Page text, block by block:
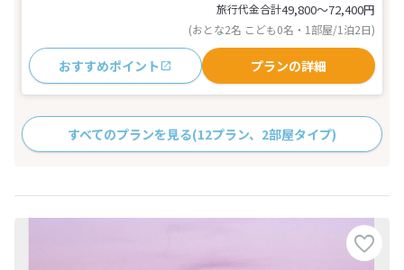
旅行代金合計49,800〜72,400円
(おとな2名 こども0名・1部屋/1泊2日)
おすすめポイント プランの詳細
すべてのプランを見る(12プラン、2部屋タイプ)